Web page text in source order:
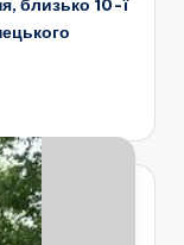
близько 10-ї